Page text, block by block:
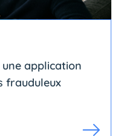
application
frauduleux